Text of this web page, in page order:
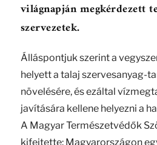
világnapján megkérdezett
szervezetek.
Álláspontjuk szerint a
helyett a talaj szervesanyag-
növelésére, és ezáltal
javítására kellene helyezni a
A Magyar Természetvédők
kifejtette: Magyarországon